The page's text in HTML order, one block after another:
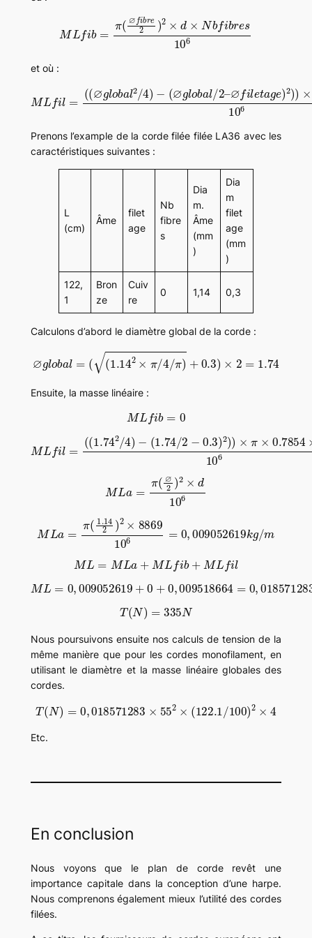
ibre2) 2× N fib es
et où :
fil=( ∅ g obal2 4)− ∅ g oba /2 –
ileta g e 2) )×π 0.7854 ×d10 6
Prenons l’example de la corde filée filée LA36 avec les
caractéristiques suivantes :
L
(cm)
Âme
filet
age
Nb
fibre
s
Dia
m.
Âme
(mm
)
Dia
m
filet
age
(mm
)
122,
1
Bron
ze
Cuiv
re
0 1,14 0,3
Calculons d’abord le diamètre global de la corde :
((1.142×π/4/π)+
Ensuite, la masse linéaire :
ML fib
Lf l=
−(1.74/ 2− 0.3) 2)) ×π 0.7854 × 8930
10 6=0,009518664 g/ m
2)2 ×d 10 6
1.14 2)2× 886910
m
=ML + MLf ib+ M Lfil
ML ,009052619 + 0+ 0 ,009518664 ,
018571283 k g/ m
T(N) 335N
Nous poursuivons ensuite nos calculs de tension de la
même manière que pour les cordes monofilament, en
utilisant le diamètre et la masse linéaire globales des
cordes.
T(N 0, 018571283 552 122.1 / 100)2×
Etc.
En conclusion
Nous voyons que le plan de corde revêt une
importance capitale dans la conception d’une harpe.
Nous comprenons également mieux l’utilité des cordes
filées.